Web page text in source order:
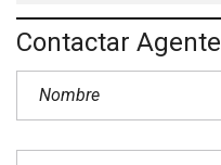
Contactar Agente